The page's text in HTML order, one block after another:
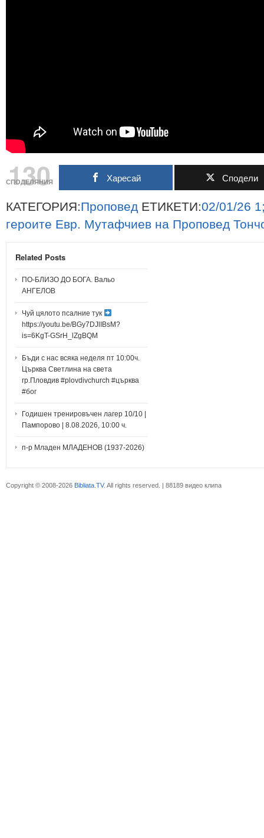
130
СПОДЕЛЯНИЯ Харесай Сподели
КАТЕГОРИЯ:Проповед ЕТИКЕТИ:02/01/26
героите Евр. Мутафчиев на Проповед
Related Posts
ПО-БЛИЗО ДО БОГА. Вальо
АНГЕЛОВ
Чуй цялото псалние тук
https://youtu.be/BGy7DJlIBsM?
is=6KgT-GSrH_lZgBQM
Бъди с нас всяка неделя пт 10:00ч.
Църква Светлина на света
гр.Пловдив #plovdivchurch #църква
#бог
Годишен тренировъчен лагер 10/10 |
Пампорово | 8.08.2026, 10:00 ч.
п-р Младен МЛАДЕНОВ (1937-2026)
Copyright © 2008-2026 Bibliata.TV. All rights reserved. | 88189 видео клипа